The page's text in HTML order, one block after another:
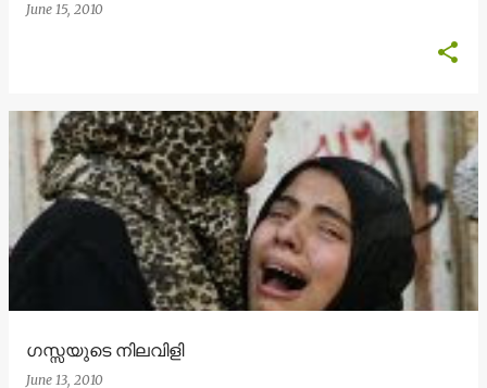
June 15, 2010
ഗസ്സയുടെ നിലവിളി
June 13, 2010